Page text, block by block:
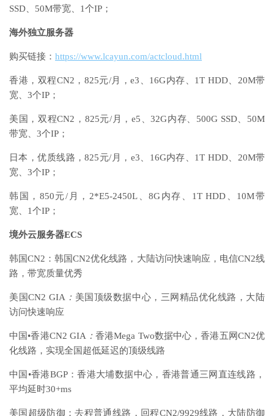
SSD、50M带宽、1个IP；
海外独立服务器
购买链接： https://www.lcayun.com/actcloud.html
香港，双程CN2，825元/月，e3、16G内存、1T HDD、20M带
宽、3个IP；
美国，双程CN2，825元/月，e5、32G内存、500G SSD、50M
带宽、3个IP；
日本，优质线路，825元/月，e3、16G内存、1T HDD、20M带
宽、3个IP；
韩国，850元/月，2*E5-2450L、8G内存、1T HDD、10M带
宽、1个IP；
境外云服务器ECS
韩国CN2：韩国CN2优化线路，大陆访问快速响应，电信CN2线
路，带宽质量优秀
美国CN2 GIA ： 美国顶级数据中心，三网精品优化线路，大陆
访问快速响应
中国•香港CN2 GIA ：香港Mega Two数据中心，香港五网CN2优
化线路，实现全国超低延迟的顶级线路
中国•香港BGP：香港大埔数据中心，香港普通三网直连线路，
平均延时30+ms
美国超级防御：去程普通线路，回程CN2/9929线路，大陆防御